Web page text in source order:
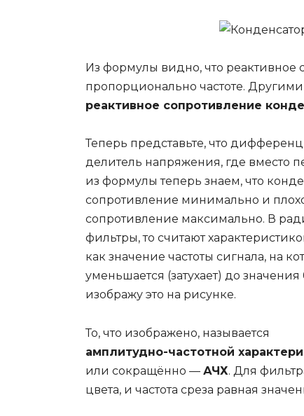
Из формулы видно, что реактивное
пропорционально частоте.
реактивное сопротивление
Теперь представьте, что
делитель напряжения, где вместо
из формулы теперь знаем, что
сопротивление минимально и
сопротивление максимально. В
фильтры, то считают
как значение частоты сигнала, на
уменьшается (затухает) до
изображу это на рисунке.
То, что изображено, называется
амплитудно-частотной
или сокращённо — АЧХ. Для
цвета, и частота среза равная